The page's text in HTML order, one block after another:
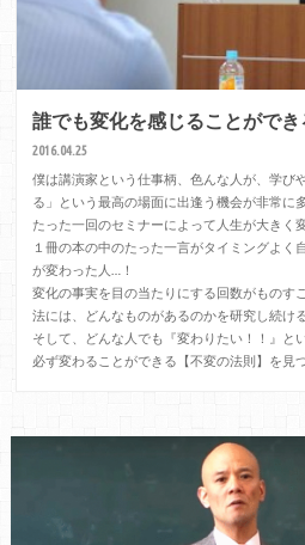
誰でも変化を感じることができ
2016.04.25
僕は講演家という仕事柄、色んな人が、学び
る」という最高の場面に出逢う機会が非常に
たった一回のセミナーによって人生が大きく
１冊の本の中のたった一言がタイミングよく
が変わった人…！
変化の事実を目の当たりにする回数がものす
法には、どんなものがあるのかを研究し続け
そして、どんな人でも『変わりたい！！』と
必ず変わることができる【不変の法則】を見